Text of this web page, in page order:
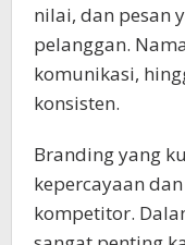
nilai, dan pesan
pelanggan.
komunikasi,
konsisten.
Branding yang
kepercayaan
kompetitor.